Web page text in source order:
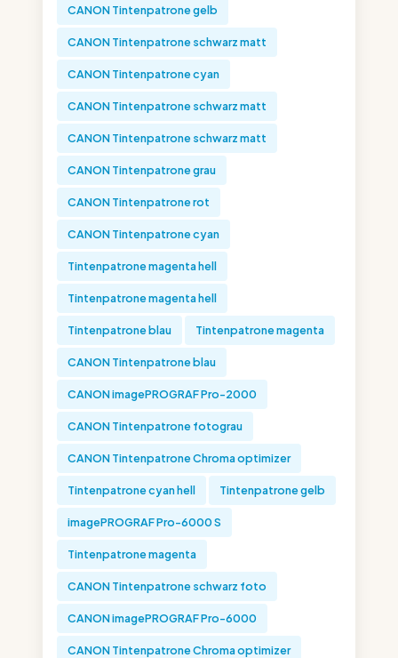
CANON Tintenpatrone gelb
CANON Tintenpatrone schwarz matt
CANON Tintenpatrone cyan
CANON Tintenpatrone schwarz matt
CANON Tintenpatrone schwarz matt
CANON Tintenpatrone grau
CANON Tintenpatrone rot
CANON Tintenpatrone cyan
Tintenpatrone magenta hell
Tintenpatrone magenta hell
Tintenpatrone blau Tintenpatrone magenta
CANON Tintenpatrone blau
CANON imagePROGRAF Pro-2000
CANON Tintenpatrone fotograu
CANON Tintenpatrone Chroma optimizer
Tintenpatrone cyan hell Tintenpatrone gelb
imagePROGRAF Pro-6000 S
Tintenpatrone magenta
CANON Tintenpatrone schwarz foto
CANON imagePROGRAF Pro-6000
CANON Tintenpatrone Chroma optimizer